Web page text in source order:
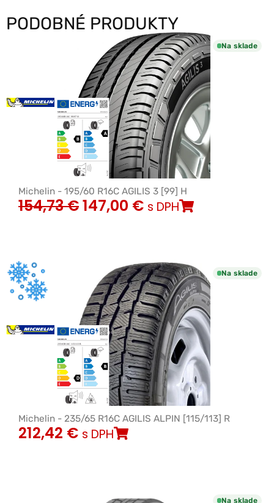
PODOBNÉ PRODUKTY
Na sklade
Michelin - 195/60 R16C AGILIS 3 [99] H
154,73€147,00 € s DPH
Na sklade
Michelin - 235/65 R16C AGILIS ALPIN [115/113] R
212,42 € s DPH
Na sklade